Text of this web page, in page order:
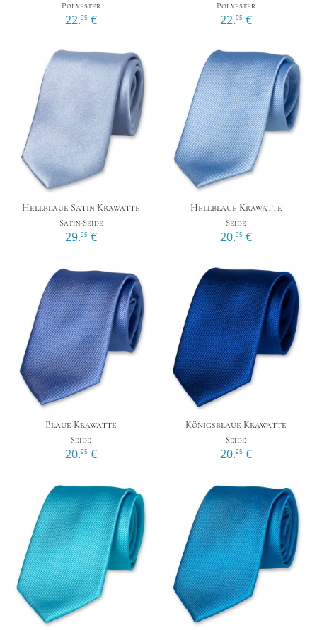
Polyester
22.95 €
Polyester
22.95 €
Hellblaue Satin Krawatte
Satin-Seide
29.95 €
Hellblaue Krawatte
Seide
20.95 €
Blaue Krawatte
Seide
20.95 €
Königsblaue Krawatte
Seide
20.95 €